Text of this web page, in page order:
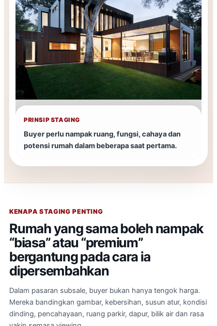
PRINSIP STAGING
Buyer perlu nampak ruang, fungsi, cahaya dan
potensi rumah dalam beberapa saat pertama.
KENAPA STAGING PENTING
Rumah yang sama boleh nampak
“biasa” atau “premium”
bergantung pada cara ia
dipersembahkan
Dalam pasaran subsale, buyer bukan hanya tengok harga.
Mereka bandingkan gambar, kebersihan, susun atur, kondisi
dinding, pencahayaan, ruang parkir, dapur, bilik air dan rasa